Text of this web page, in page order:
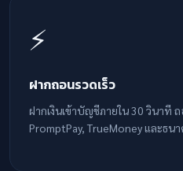
⚡
ฝากถอนรวดเร็ว
ฝากเงินเข้าบัญชีภายใน 30 วินาที
PromptPay, TrueMoney และธน